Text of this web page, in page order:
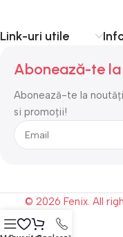
Link-uri utile
Abonează-te
Abonează-te la
si promoții!
© 2026 Fenix. All